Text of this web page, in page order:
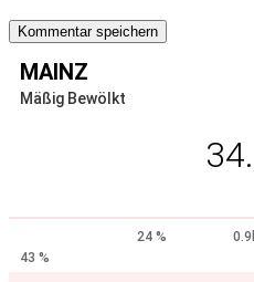
MAINZ
Mäßig Bewölkt
24 %
43 %